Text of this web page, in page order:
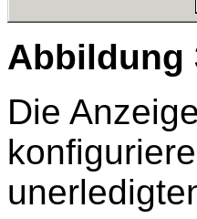
Abbildung
Die